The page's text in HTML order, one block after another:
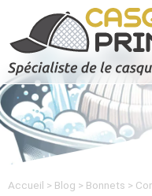
Accueil > Blog > Bonnets >